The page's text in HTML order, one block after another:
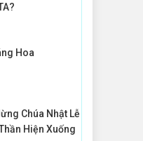
Hoa
Chúa Nhật Lễ
Hiện Xuống